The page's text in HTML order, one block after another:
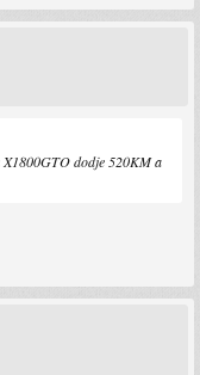
X1800GTO dodje 520KM a